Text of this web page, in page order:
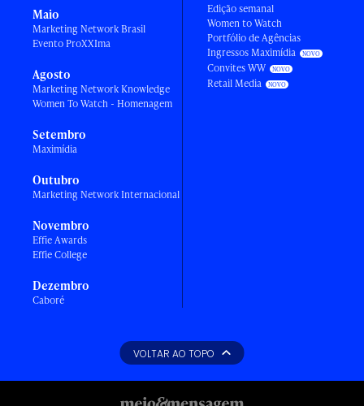
Maio
Marketing Network Brasil
Evento ProXXIma
Agosto
Marketing Network Knowledge
Women To Watch - Homenagem
Setembro
Maximídia
Outubro
Marketing Network Internacional
Novembro
Effie Awards
Effie College
Dezembro
Caboré
Edição semanal
Women to Watch
Portfólio de Agências
Ingressos Maximídia
Convites WW
Retail Media
VOLTAR AO TOPO